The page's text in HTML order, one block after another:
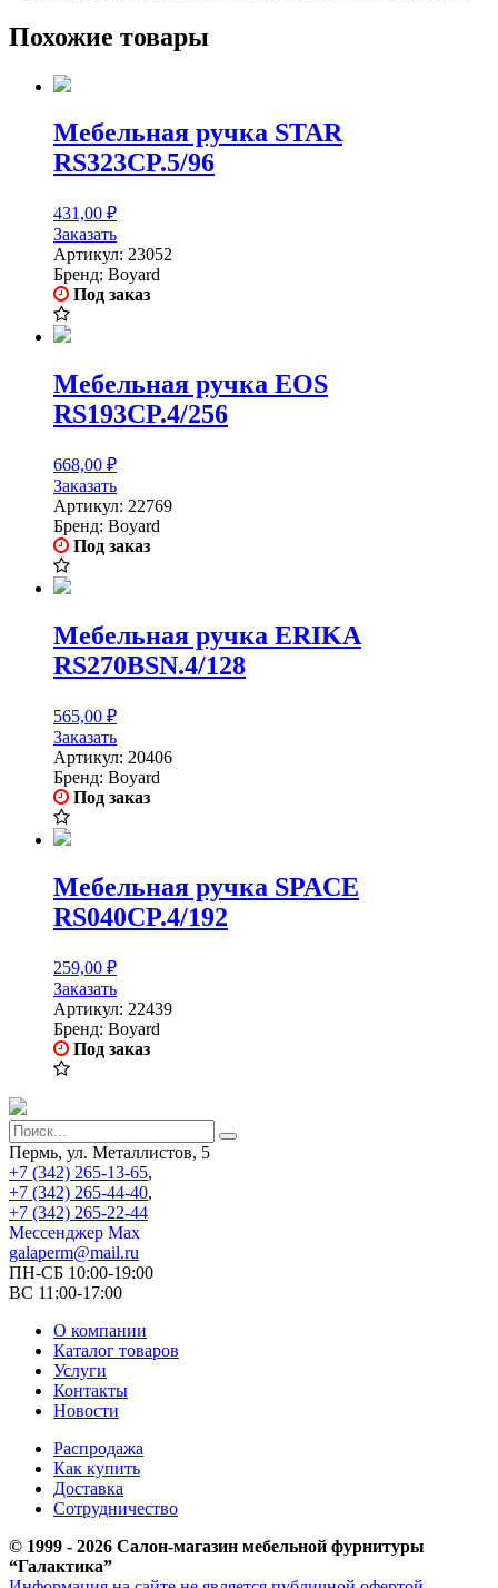
Похожие товары
Мебельная ручка STAR
RS323CP.5/96
431,00 ₽
Заказать
Артикул: 23052
Бренд: Boyard
Под заказ
Мебельная ручка EOS
RS193CP.4/256
668,00 ₽
Заказать
Артикул: 22769
Бренд: Boyard
Под заказ
Мебельная ручка ERIKA
RS270BSN.4/128
565,00 ₽
Заказать
Артикул: 20406
Бренд: Boyard
Под заказ
Мебельная ручка SPACE
RS040CP.4/192
259,00 ₽
Заказать
Артикул: 22439
Бренд: Boyard
Под заказ
Пермь, ул. Металлистов, 5
+7 (342) 265-13-65,
+7 (342) 265-44-40,
+7 (342) 265-22-44
Мессенджер Мах
galaperm@mail.ru
ПН-СБ 10:00-19:00
ВС 11:00-17:00
О компании
Каталог товаров
Услуги
Контакты
Новости
Распродажа
Как купить
Доставка
Сотрудничество
© 1999 - 2026 Салон-магазин мебельной фурнитуры
“Галактика”